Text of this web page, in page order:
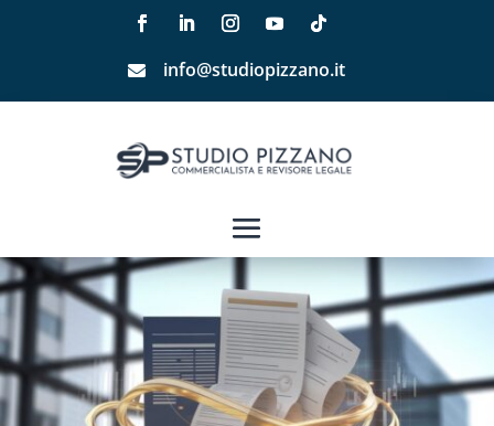
 info@studiopizzano.it